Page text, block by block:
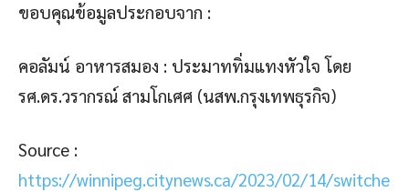
ขอบคุณข้อมูลประกอบจาก :
คอลัมน์ อาหารสมอง : ประมาททิ่มแทงหัวใจ โดย
รศ.ดร.วรากรณ์ สามโกเศศ (นสพ.กรุงเทพธุรกิจ)
Source :
https://winnipeg.citynews.ca/2023/02/14/switche